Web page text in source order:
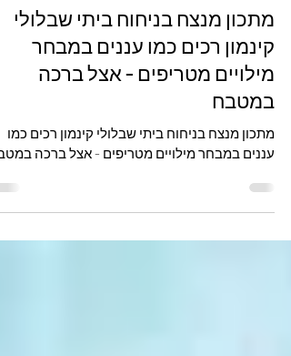
אצל ברכה במטבח
כל המתכונים
מתכון מנצח בניחוח ביתי שבלולי
קינמון רכים כמו עננים במבחר
מילויים מטריפים - אצל ברכה
במטבח
מתכון מנצח בניחוח ביתי שבלולי קינמון רכים כמו